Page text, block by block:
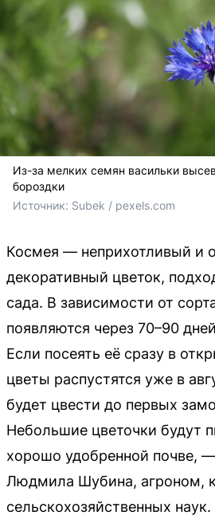
Из-за мелких семян васильки
бороздки
Источник: Subek / pexels.com
Космея — неприхотливый и
декоративный цветок,
сада. В зависимости от
появляются через 70–90
Если посеять её сразу в
цветы распустятся уже в
будет цвести до первых
Небольшие цветочки будут
хорошо удобренной почве,
Людмила Шубина, агроном,
сельскохозяйственных